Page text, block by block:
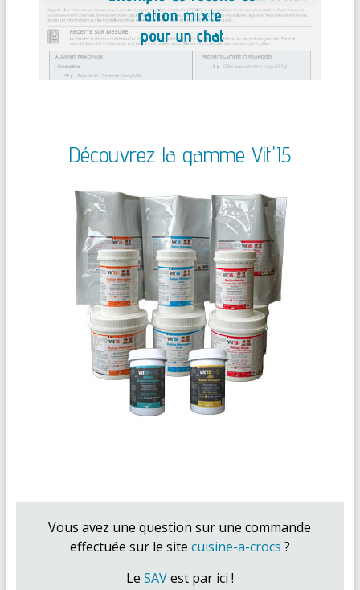
Découvrez la gamme Vit'I5
Vous avez une question sur une commande
effectuée sur le site cuisine-a-crocs ?
Le SAVest par ici !